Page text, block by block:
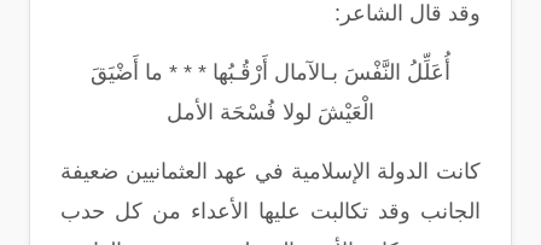
وقد قال الشاعر:
أُعَلِّلُ النَّفْسَ بـالآمال أَرْقُـبُها * * * ما أَضْيَقَ
الْعَيْشَ لولا فُسْحَة الأمل
كانت الدولة الإسلامية في عهد العثمانيين ضعيفة
الجانب وقد تكالبت عليها الأعداء من كل حدب